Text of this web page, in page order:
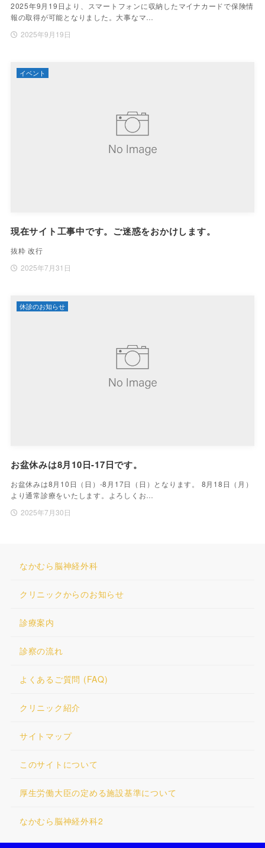
2025年9月19日より、スマートフォンに収納したマイナカードで保険情
報の取得が可能となりました。大事なマ…
2025年9月19日
現在サイト工事中です。ご迷惑をおかけします。
抜粋 改行
2025年7月31日
イベント
お盆休みは8月10日-17日です。
お盆休みは8月10日（日）-8月17日（日）となります。 8月18日（月）
より通常診療をいたします。よろしくお…
2025年7月30日
休診のお知らせ
なかむら脳神経外科
クリニックからのお知らせ
診療案内
診察の流れ
よくあるご質問 (FAQ)
クリニック紹介
サイトマップ
このサイトについて
厚生労働大臣の定める施設基準について
なかむら脳神経外科2